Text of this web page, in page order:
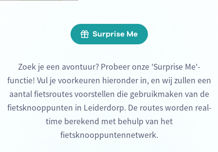
Surprise Me
Zoek je een avontuur? Probeer onze 'Surprise Me'-
functie! Vul je voorkeuren hieronder in, en wij zullen een
aantal fietsroutes voorstellen die gebruikmaken van de
fietsknooppunten in Leiderdorp. De routes worden real-
time berekend met behulp van het
fietsknooppuntennetwerk.